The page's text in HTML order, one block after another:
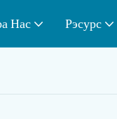
Нас Рэсурс